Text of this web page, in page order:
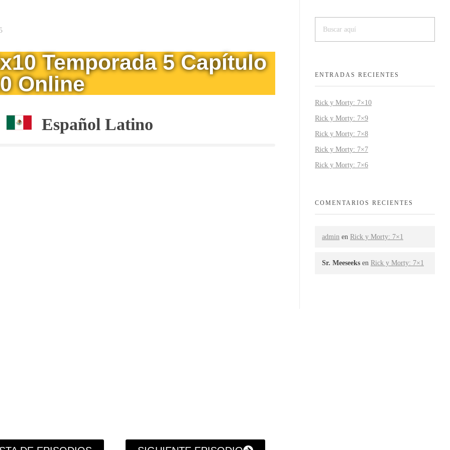
Temporada 5 Capítulo
Online
Español Latino
ENTRADAS RECIENTES
Rick y Morty: 7×10
Rick y Morty: 7×9
Rick y Morty: 7×8
Rick y Morty: 7×7
Rick y Morty: 7×6
COMENTARIOS RECIENTES
admin en Rick y Morty: 7×1
Sr. Meeseeks en Rick y Morty: 7×1